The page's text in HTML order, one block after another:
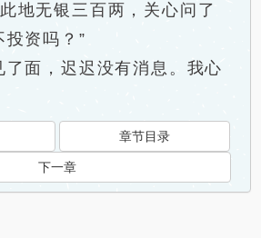
地无银三百两，关心问了
投资吗？”
面，迟迟没有消息。我心
章节目录
下一章